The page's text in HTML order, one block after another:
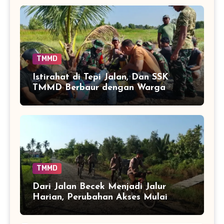
TMMD
Istirahat di Tepi Jalan, Dan SSK
TMMD Berbaur dengan Warga
Tamban Bangun
TMMD
Dari Jalan Becek Menjadi Jalur
Harian, Perubahan Akses Mulai
Dirasakan Anak-Anak Tamban
Bangun